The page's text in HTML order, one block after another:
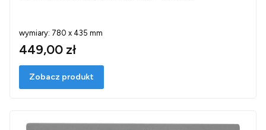
wymiary: 780 x 435 mm
449,00 zł
Zobacz produkt